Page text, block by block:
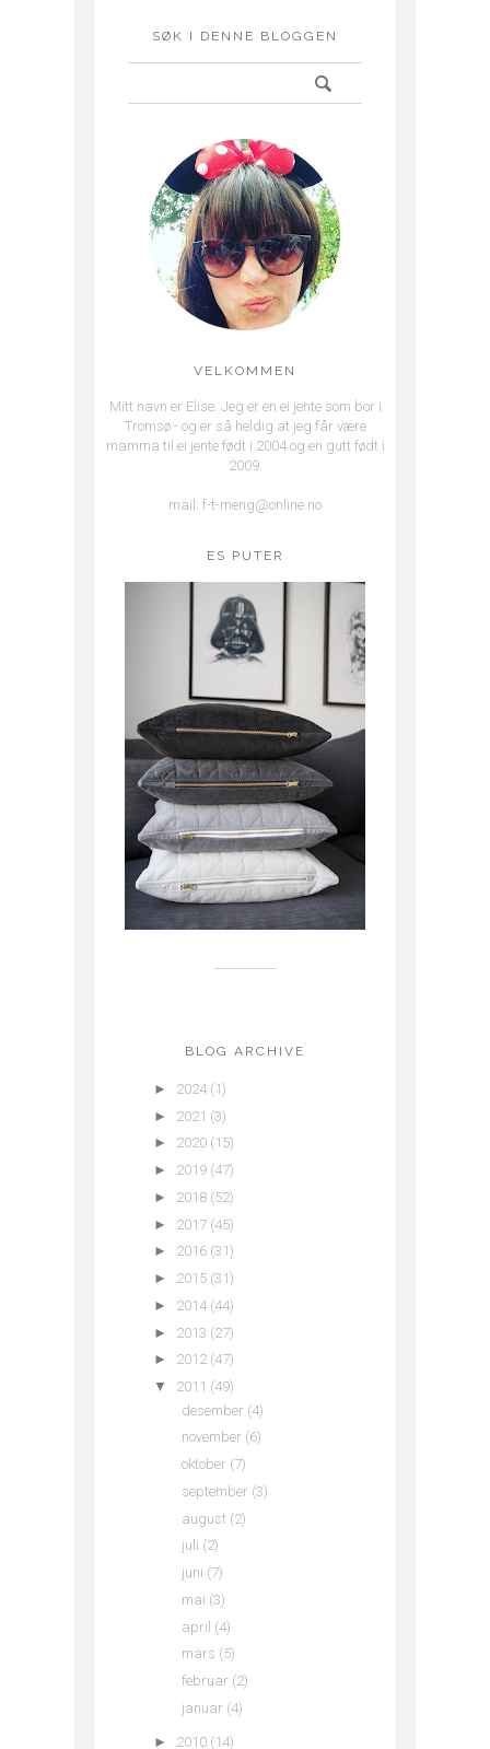
SØK I DENNE BLOGGEN
VELKOMMEN
Mitt navn er Elise. Jeg er en ei jente som bor i
Tromsø - og er så heldig at jeg får være
mamma til ei jente født i 2004 og en gutt født i
2009.
mail: f-t-meng@online.no
ES PUTER
BLOG ARCHIVE
► 2024 (1)
► 2021 (3)
► 2020 (15)
► 2019 (47)
► 2018 (52)
► 2017 (45)
► 2016 (31)
► 2015 (31)
► 2014 (44)
► 2013 (27)
► 2012 (47)
▼
2011 (49)
desember (4)
november (6)
oktober (7)
september (3)
august (2)
juli (2)
juni (7)
mai (3)
april (4)
mars (5)
februar (2)
januar (4)
► 2010 (14)